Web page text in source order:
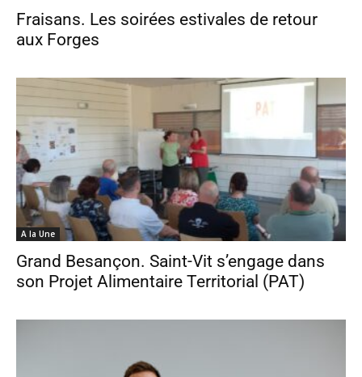
Fraisans. Les soirées estivales de retour
aux Forges
A la Une
Grand Besançon. Saint-Vit s’engage dans
son Projet Alimentaire Territorial (PAT)